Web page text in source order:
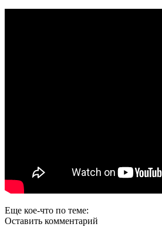
Еще кое-что по теме:
Оставить комментарий